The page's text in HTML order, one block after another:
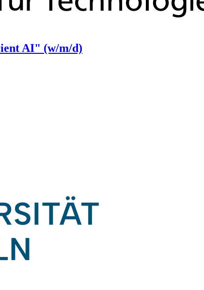
AI" (w/m/d)